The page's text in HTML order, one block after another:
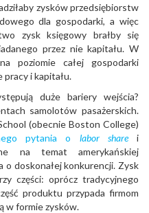
zysków przedsiębiorstw
dla gospodarki, a więc
zysk księgowy brałby się
przez nie kapitału. W
poziomie całej gospodarki
i kapitału.
duże bariery wejścia?
samolotów pasażerskich.
(obecnie Boston College)
pytania o labor sharei
na temat amerykańskiej
o doskonałej konkurencji. Zysk
części: oprócz tradycyjnego
produktu przypada firmom
w formie zysków.